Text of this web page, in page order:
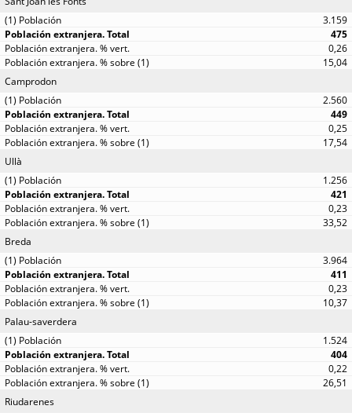
3.159
475
0,26
15,04
Camprodon
2.560
449
0,25
17,54
Ullà
1.256
421
0,23
33,52
Breda
3.964
411
0,23
10,37
Palau-saverdera
1.524
404
0,22
26,51
Riudarenes